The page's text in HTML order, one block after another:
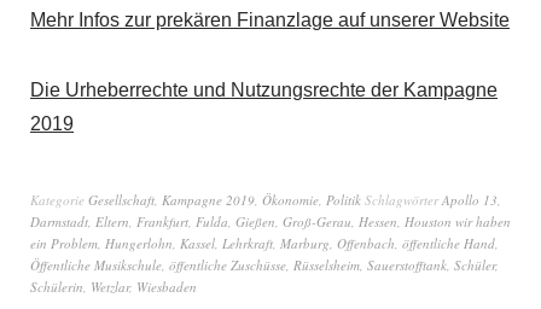
Mehr Infos zur prekären Finanzlage auf unserer Website
Die Urheberrechte und Nutzungsrechte der Kampagne
2019
Kategorie Gesellschaft, Kampagne 2019, Ökonomie, Politik SchlagwörterApollo 13,
Darmstadt, Eltern, Frankfurt, Fulda, Gießen, Groß-Gerau, Hessen, Houston wir haben
ein Problem, Hungerlohn, Kassel, Lehrkraft, Marburg, Offenbach, öffentliche Hand,
Öffentliche Musikschule, öffentliche Zuschüsse, Rüsselsheim, Sauerstofftank, Schüler,
Schülerin, Wetzlar, Wiesbaden